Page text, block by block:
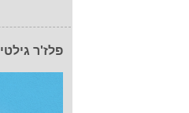
פלז'ר גילטי